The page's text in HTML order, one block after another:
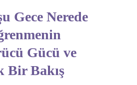
Gece Nerede
Gücü ve
Bir Bakış